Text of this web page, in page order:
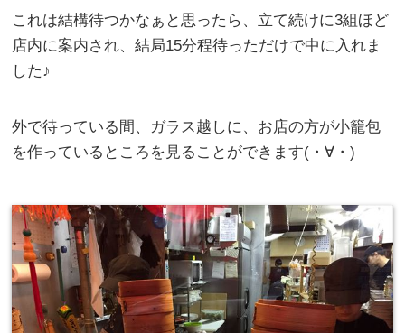
これは結構待つかなぁと思ったら、立て続けに3組ほど
店内に案内され、結局15分程待っただけで中に入れま
した♪
外で待っている間、ガラス越しに、お店の方が小籠包
を作っているところを見ることができます(・∀・)